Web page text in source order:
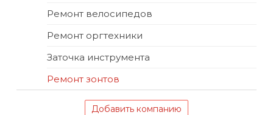
Ремонт велосипедов
Ремонт оргтехники
Заточка инструмента
Ремонт зонтов
Добавить компанию